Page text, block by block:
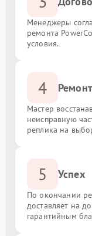
Менеджеры
ремонта
условия.
4 Ремонт
Мастер
неисправную
реплика на
5 Успех
По окончании
доставляет на
гарантийным